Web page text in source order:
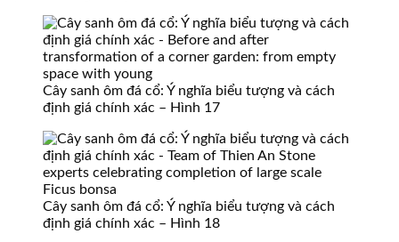
Cây sanh ôm đá cổ: Ý nghĩa biểu tượng và cách
định giá chính xác – Hình 17
Cây sanh ôm đá cổ: Ý nghĩa biểu tượng và cách
định giá chính xác – Hình 18